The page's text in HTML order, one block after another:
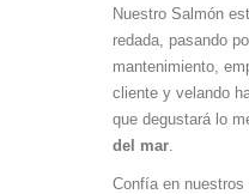
Nuestro Salmón
redada, pasando
mantenimiento,
cliente y velando
que degustará lo
del mar.
Confía en